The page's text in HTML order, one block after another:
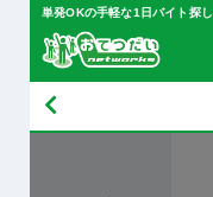
単発OKの手軽な1日バイト探し